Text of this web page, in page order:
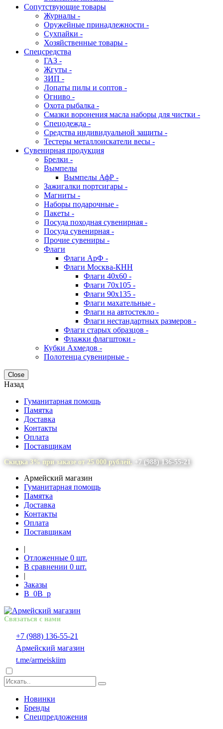
Сопутствующие товары
Журналы -
Оружейные принадлежности -
Сухпайки -
Хозяйственные товары -
Спецсредства
ГАЗ -
Жгуты -
ЗИП -
Лопаты пилы и соптов -
Огниво -
Охота рыбалка -
Смазки воронения масла наборы для чистки -
Спецодежда -
Средства индивидуальной защиты -
Тестеры металлоискатели весы -
Сувенирная продукция
Брелки -
Вымпелы
Вымпелы АфР -
Зажигалки портсигары -
Магниты -
Наборы подарочные -
Пакеты -
Посуда походная сувенирная -
Посуда сувенирная -
Прочие сувениры -
Флаги
Флаги АрФ -
Флаги Москва-КНН
Флаги 40х60 -
Флаги 70х105 -
Флаги 90х135 -
Флаги махательные -
Флаги на автостекло -
Флаги нестандартных размеров -
Флаги старых образцов -
Флажки флагштоки -
Кубки Ахмедов -
Полотенца сувенирные -
Close
Назад
Гуманитарная помощь
Памятка
Доставка
Контакты
Оплата
Поставщикам
Скидка 3% при заказе от 25 000 рублей. +7 (988) 136-55-21
Армейский магазин
Гуманитарная помощь
Памятка
Доставка
Контакты
Оплата
Поставщикам
|
Отложенные 0 шт.
В сравнении 0 шт.
|
Заказы
В 0В p
Связаться с нами
+7 (988) 136-55-21
Армейский магазин
t.me/armeiskiim
Новинки
Бренды
Спецпредложения